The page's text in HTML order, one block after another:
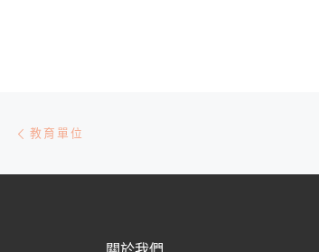
文章導航
教育單位